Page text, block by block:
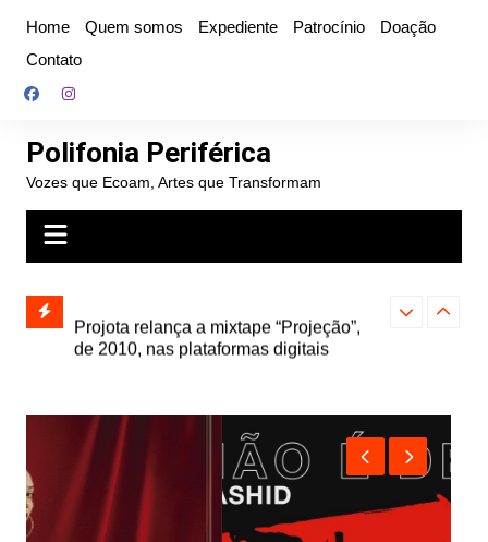
conteúdo
Home Quem somos Expediente Patrocínio
Doação
Contato
Polifonia Periférica
Vozes que Ecoam, Artes que Transformam
e abre
autoral,
de 2010, nas plataformas digitais
Farofa